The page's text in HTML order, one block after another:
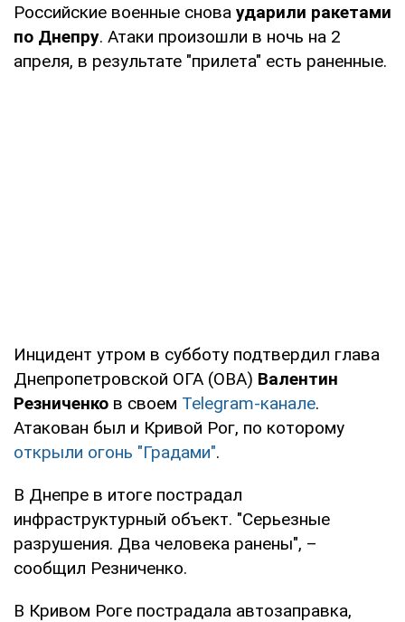
Российские военные снова ударили ракетами
по Днепру. Атаки произошли в ночь на 2
апреля, в результате "прилета" есть раненные.
Инцидент утром в субботу подтвердил глава
Днепропетровской ОГА (ОВА) Валентин
Резниченко в своем Telegram-канале.
Атакован был и Кривой Рог, по которому
открыли огонь "Градами".
В Днепре в итоге пострадал
инфраструктурный объект. "Серьезные
разрушения. Два человека ранены", –
сообщил Резниченко.
В Кривом Роге пострадала автозаправка,